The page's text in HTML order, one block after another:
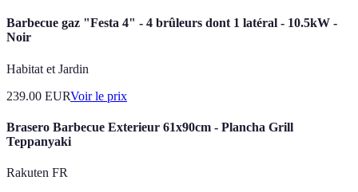
Barbecue gaz "Festa 4" - 4 brûleurs dont 1 latéral - 10.5kW -
Noir
Habitat et Jardin
239.00 EURVoir le prix
Brasero Barbecue Exterieur 61x90cm - Plancha Grill
Teppanyaki
Rakuten FR